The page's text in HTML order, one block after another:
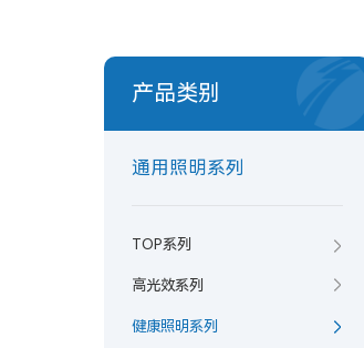
产品类别
通用照明系列
TOP系列
高光效系列
健康照明系列